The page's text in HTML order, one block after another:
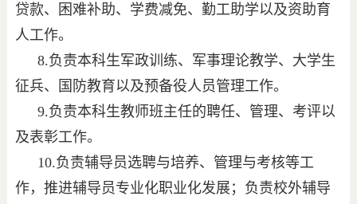
贷款、困难补助、学费减免、勤工助学以及资助育
人工作。
8.负责本科生军政训练、军事理论教学、大学生
征兵、国防教育以及预备役人员管理工作。
9.负责本科生教师班主任的聘任、管理、考评以
及表彰工作。
10.负责辅导员选聘与培养、管理与考核等工
作，推进辅导员专业化职业化发展；负责校外辅导